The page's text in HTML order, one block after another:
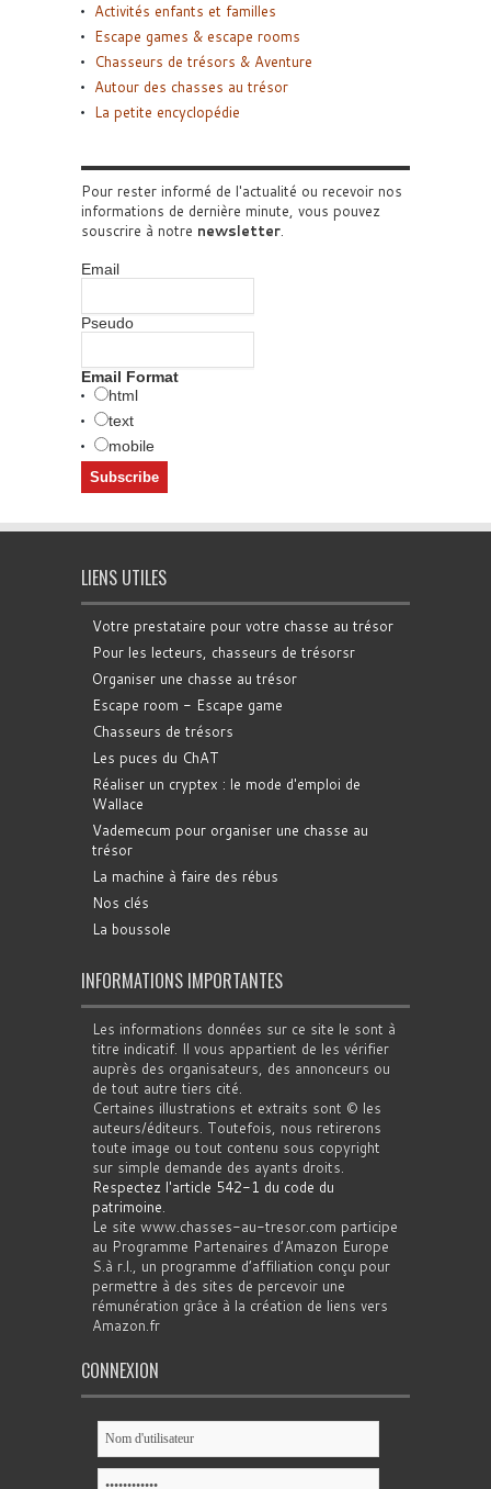
Activités enfants et familles
Escape games & escape rooms
Chasseurs de trésors & Aventure
Autour des chasses au trésor
La petite encyclopédie
Pour rester informé de l'actualité ou recevoir nos
informations de dernière minute, vous pouvez
souscrire à notre newsletter.
Email
Pseudo
Email Format
html
text
mobile
LIENS UTILES
Votre prestataire pour votre chasse au trésor
Pour les lecteurs, chasseurs de trésorsr
Organiser une chasse au trésor
Escape room - Escape game
Chasseurs de trésors
Les puces du ChAT
Réaliser un cryptex : le mode d'emploi de
Wallace
Vademecum pour organiser une chasse au
trésor
La machine à faire des rébus
Nos clés
La boussole
INFORMATIONS IMPORTANTES
Les informations données sur ce site le sont à
titre indicatif. Il vous appartient de les vérifier
auprès des organisateurs, des annonceurs ou
de tout autre tiers cité.
Certaines illustrations et extraits sont © les
auteurs/éditeurs. Toutefois, nous retirerons
toute image ou tout contenu sous copyright
sur simple demande des ayants droits.
Respectez l'article 542-1 du code du
patrimoine.
Le site www.chasses-au-tresor.com participe
au Programme Partenaires d’Amazon Europe
S.à r.l., un programme d’affiliation conçu pour
permettre à des sites de percevoir une
rémunération grâce à la création de liens vers
Amazon.fr
CONNEXION